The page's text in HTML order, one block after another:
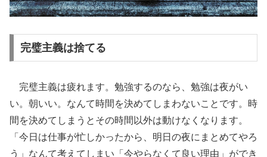
完璧主義は捨てる
完璧主義は疲れます。勉強するのなら、勉強は夜がい
い。朝いい。なんて時間を決めてしまわないことです。時
間を決めてしまうとその時間以外は動けなくなります。
「今日は仕事が忙しかったから、明日の夜にまとめてやろ
う」なんて考えてしまい「今やらなくて良い理由」ができ